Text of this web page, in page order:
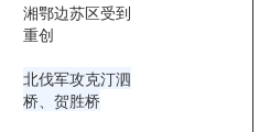
湘鄂边苏区受到
重创
北伐军攻克汀泗
桥、贺胜桥